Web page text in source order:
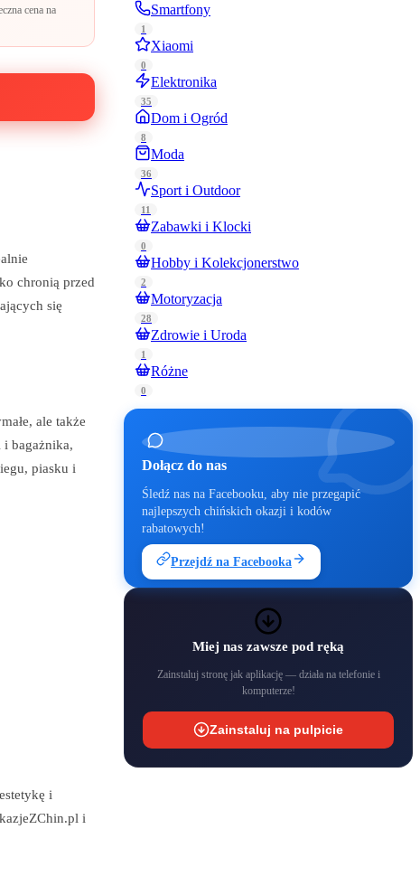
cena na
chronią przed
się
ale także
bagażnika,
piasku i
i
i
Smartfony
1
Xiaomi
0
Elektronika
35
Dom i Ogród
8
Moda
36
Sport i Outdoor
11
Zabawki i Klocki
0
Hobby i Kolekcjonerstwo
2
Motoryzacja
28
Zdrowie i Uroda
1
Różne
0
Dołącz do nas
Śledź nas na Facebooku, aby nie przegapić
najlepszych chińskich okazji i kodów
rabatowych!
Przejdź na Facebooka
Miej nas zawsze pod ręką
Zainstaluj stronę jak aplikację — działa na telefonie i
komputerze!
Zainstaluj na pulpicie